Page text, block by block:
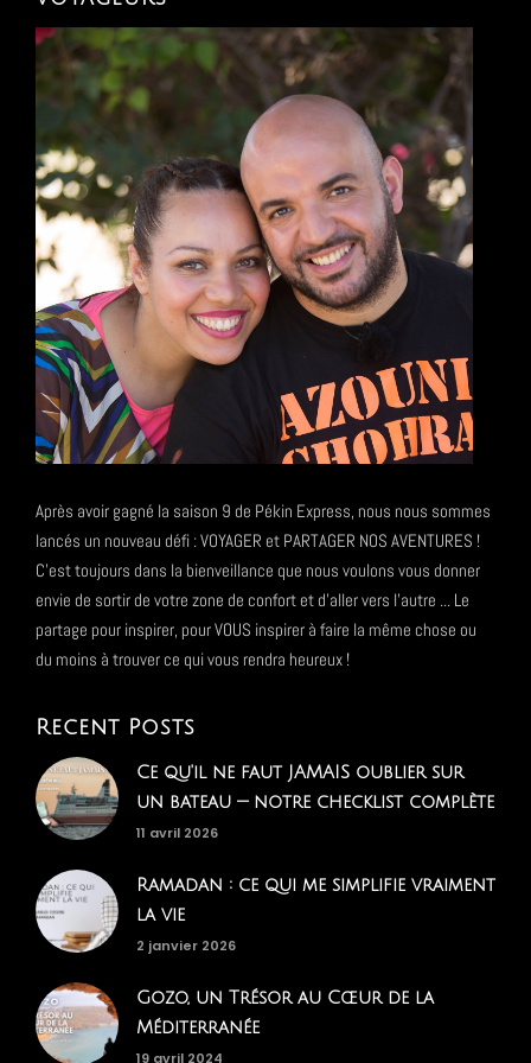
Après avoir gagné la saison 9 de Pékin Express, nous nous sommes
lancés un nouveau défi : VOYAGER et PARTAGER NOS AVENTURES !
C'est toujours dans la bienveillance que nous voulons vous donner
envie de sortir de votre zone de confort et d'aller vers l'autre ... Le
partage pour inspirer, pour VOUS inspirer à faire la même chose ou
du moins à trouver ce qui vous rendra heureux !
Recent Posts
Ce qu'il ne faut JAMAIS oublier sur
un bateau — notre checklist complète
11 avril 2026
Ramadan : ce qui me simplifie vraiment
la vie
2 janvier 2026
Gozo, un Trésor au Cœur de la
Méditerranée
19 avril 2024